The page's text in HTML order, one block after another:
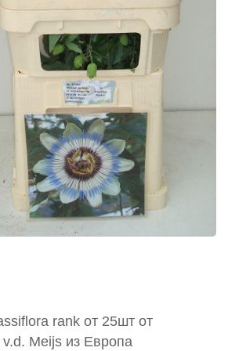
rank от 25шт от
Meijs из Европа